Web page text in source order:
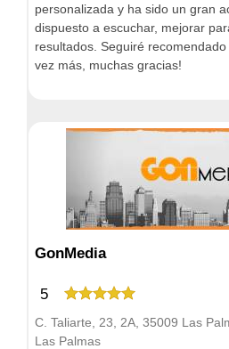
personalizada y ha sido un gran
dispuesto a escuchar, mejorar
resultados. Seguiré
vez más, muchas gracias!
GonMedia
5
C. Taliarte, 23, 2A, 35009 Las
Las Palmas